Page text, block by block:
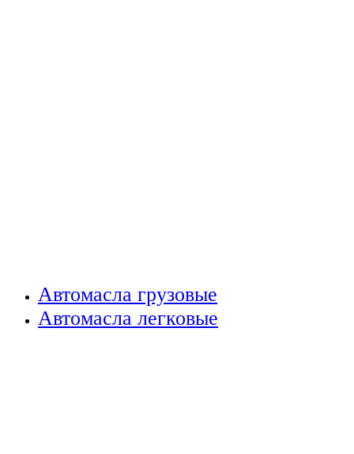
Автомасла грузовые
Автомасла легковые